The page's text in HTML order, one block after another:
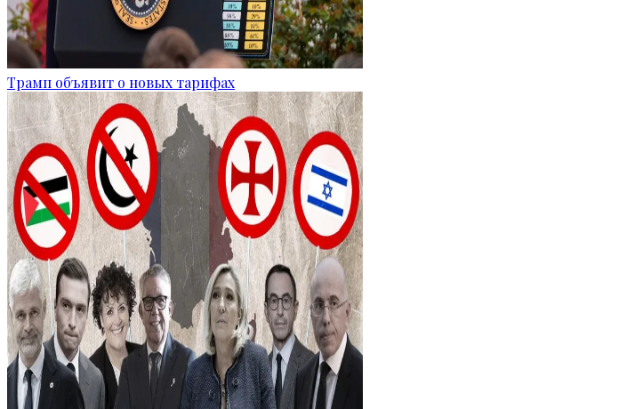
Трамп объявит о новых тарифах